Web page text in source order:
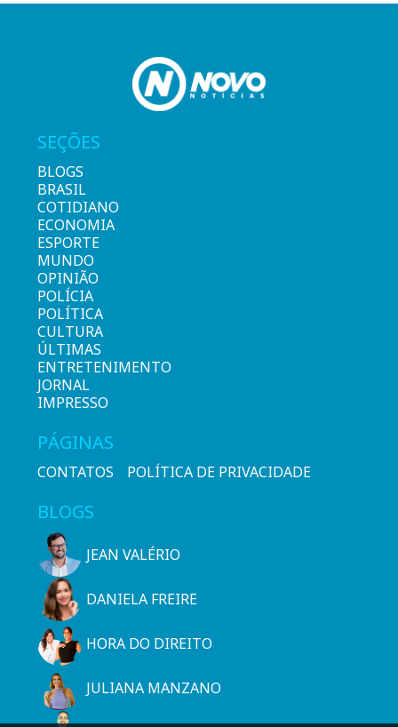
SEÇÕES
BLOGS
BRASIL
COTIDIANO
ECONOMIA
ESPORTE
MUNDO
OPINIÃO
POLÍCIA
POLÍTICA
CULTURA
ÚLTIMAS
ENTRETENIMENTO
JORNAL
IMPRESSO
PÁGINAS
CONTATOS POLÍTICA DE PRIVACIDADE
BLOGS
JEAN VALÉRIO
DANIELA FREIRE
HORA DO DIREITO
JULIANA MANZANO